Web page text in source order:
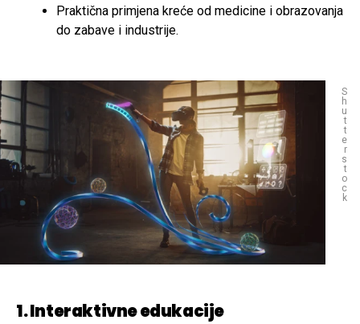
Praktična primjena kreće od medicine i obrazovanja
do zabave i industrije.
S
h
u
t
t
e
r
s
t
o
c
k
1. Interaktivne edukacije